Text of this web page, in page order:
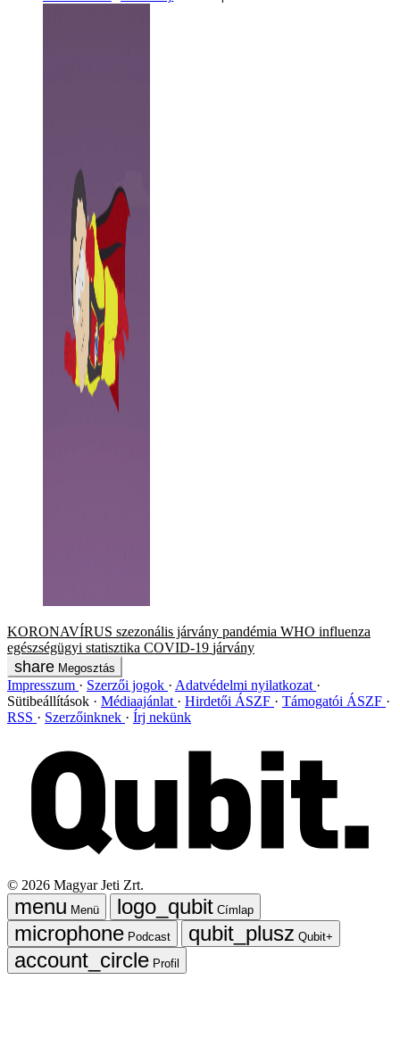
KORONAVÍRUS szezonális járvány pandémia WHO influenza
egészségügyi statisztika COVID-19 járvány
Megosztás
Impresszum Szerzői jogok
Adatvédelmi nyilatkozat
Sütibeállítások
Médiaajánlat Hirdetői ÁSZF
Támogatói ÁSZF
RSS
Szerzőinknek Írj nekünk
© 2026 Magyar Jeti Zrt.
Menü
Címlap
Podcast
Qubit+
Profil